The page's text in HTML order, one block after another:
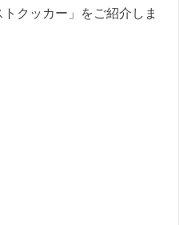
クッカー」をご紹介しま